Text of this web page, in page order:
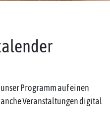
Programm auf einen
Veranstaltungen digital